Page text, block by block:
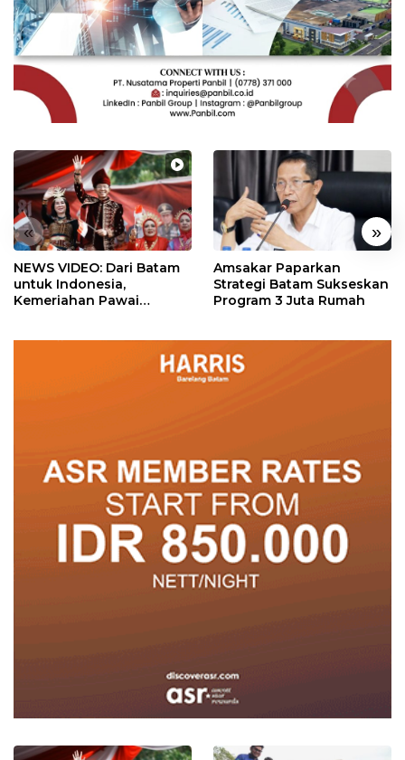
« »
NEWS VIDEO: Dari Batam
untuk Indonesia,
Kemeriahan Pawai
Amsakar Paparkan
Strategi Batam Sukseskan
Program 3 Juta Rumah